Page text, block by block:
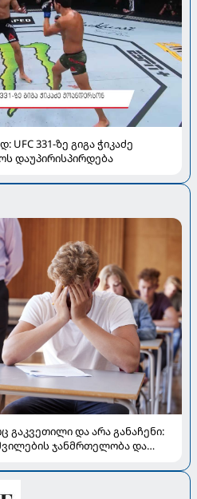
331-ზე გიგა ჭიკაძე
დაუპირისპირდება
გაკვეთილი და არა განაჩენი:
ჯანმრთელობა და